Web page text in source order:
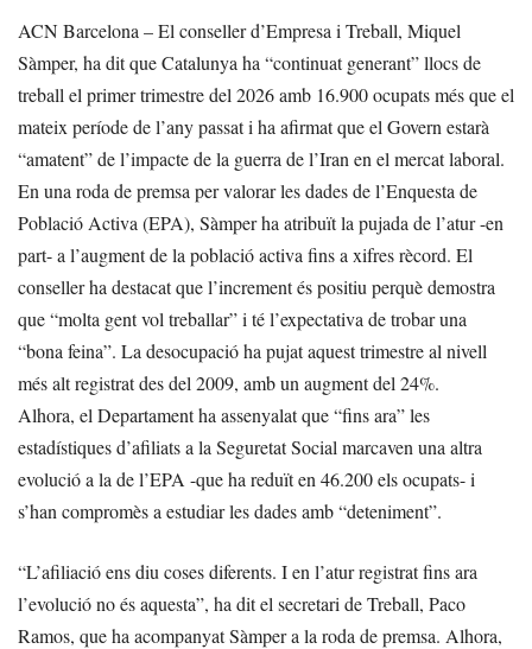
ACN Barcelona – El conseller d’Empresa i Treball, Miquel
Sàmper, ha dit que Catalunya ha “continuat generant” llocs de
treball el primer trimestre del 2026 amb 16.900 ocupats més que el
mateix període de l’any passat i ha afirmat que el Govern estarà
“amatent” de l’impacte de la guerra de l’Iran en el mercat laboral.
En una roda de premsa per valorar les dades de l’Enquesta de
Població Activa (EPA), Sàmper ha atribuït la pujada de l’atur -en
part- a l’augment de la població activa fins a xifres rècord. El
conseller ha destacat que l’increment és positiu perquè demostra
que “molta gent vol treballar” i té l’expectativa de trobar una
“bona feina”. La desocupació ha pujat aquest trimestre al nivell
més alt registrat des del 2009, amb un augment del 24%.
Alhora, el Departament ha assenyalat que “fins ara” les
estadístiques d’afiliats a la Seguretat Social marcaven una altra
evolució a la de l’EPA -que ha reduït en 46.200 els ocupats- i
s’han compromès a estudiar les dades amb “deteniment”.
“L’afiliació ens diu coses diferents. I en l’atur registrat fins ara
l’evolució no és aquesta”, ha dit el secretari de Treball, Paco
Ramos, que ha acompanyat Sàmper a la roda de premsa. Alhora,